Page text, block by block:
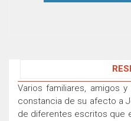
Varios familiares, amigos
constancia de su afecto a
de diferentes escritos que